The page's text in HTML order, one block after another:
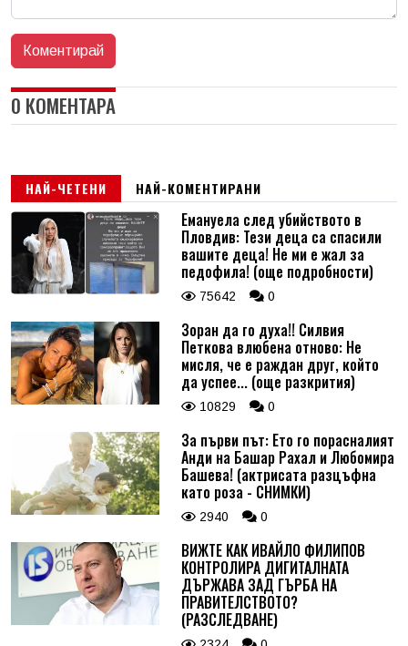
0 КОМЕНТАРА
НАЙ-ЧЕТЕНИ НАЙ-КОМЕНТИРАНИ
Емануела след убийството в
Пловдив: Тези деца са спасили
вашите деца! Не ми е жал за
педофила! (още подробности)
75642 0
Зоран да го духа!! Силвия
Петкова влюбена отново: Не
мисля, че е раждан друг, който
да успее... (още разкрития)
10829 0
За първи път: Ето го порасналият
Анди на Башар Рахал и Любомира
Башева! (актрисата разцъфна
като роза - СНИМКИ)
2940 0
ВИЖТЕ КАК ИВАЙЛО ФИЛИПОВ
КОНТРОЛИРА ДИГИТАЛНАТА
ДЪРЖАВА ЗАД ГЪРБА НА
ПРАВИТЕЛСТВОТО?
(РАЗСЛЕДВАНЕ)